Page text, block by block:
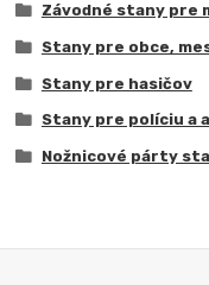
Závodné stany
Stany pre obce,
Stany pre hasičov
Stany pre políciu a
Nožnicové párty